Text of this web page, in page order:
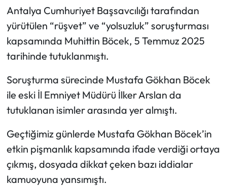
Antalya Cumhuriyet Başsavcılığı tarafından
yürütülen “rüşvet” ve “yolsuzluk” soruşturması
kapsamında Muhittin Böcek, 5 Temmuz 2025
tarihinde tutuklanmıştı.
Soruşturma sürecinde Mustafa Gökhan Böcek
ile eski İl Emniyet Müdürü İlker Arslan da
tutuklanan isimler arasında yer almıştı.
Geçtiğimiz günlerde Mustafa Gökhan Böcek’in
etkin pişmanlık kapsamında ifade verdiği ortaya
çıkmış, dosyada dikkat çeken bazı iddialar
kamuoyuna yansımıştı.